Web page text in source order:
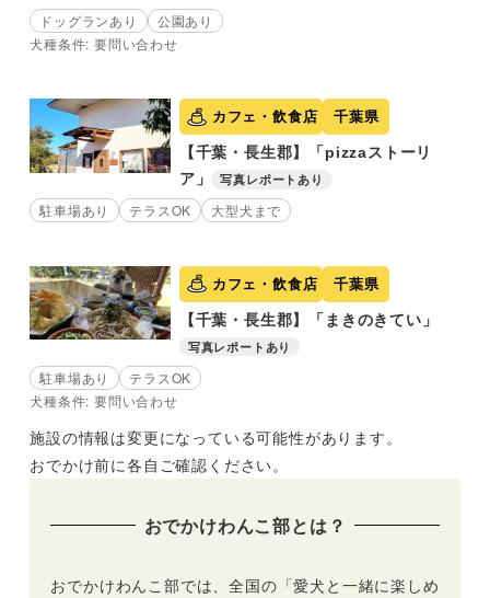
ドッグランあり
公園あり
犬種条件: 要問い合わせ
カフェ・飲食店 千葉県
【千葉・長生郡】「pizzaストーリ
ア」
写真レポートあり
駐車場あり テラスOK 大型犬まで
カフェ・飲食店 千葉県
【千葉・長生郡】「まきのきてい」
写真レポートあり
駐車場あり
テラスOK
犬種条件: 要問い合わせ
施設の情報は変更になっている可能性があります。
おでかけ前に各自ご確認ください。
おでかけわんこ部とは？
おでかけわんこ部では、全国の「愛犬と一緒に楽しめ